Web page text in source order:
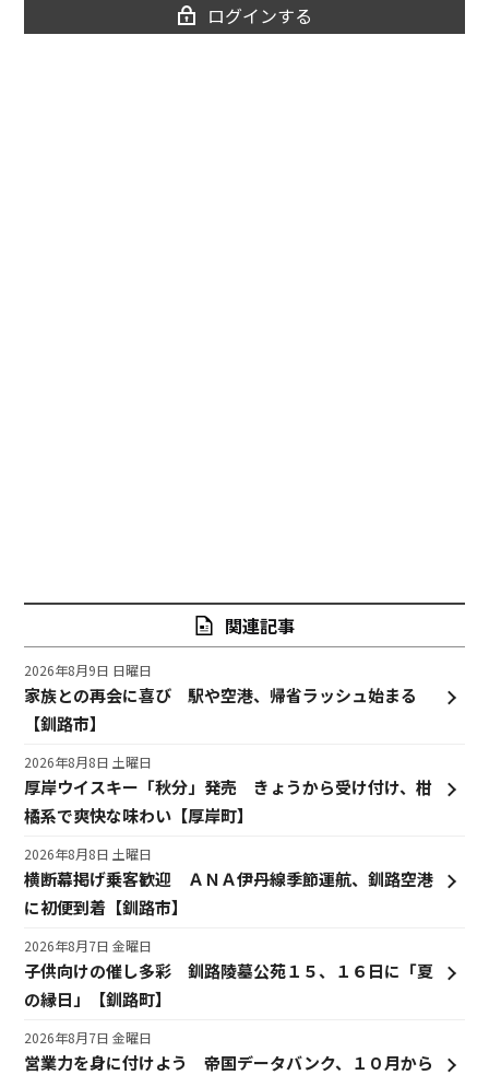
ログインする
関連記事
家族との再会に喜び 駅や空港、帰省ラッシュ始まる
【釧路市】
2026年8月9日 日曜日
厚岸ウイスキー「秋分」発売 きょうから受け付け、柑
橘系で爽快な味わい【厚岸町】
2026年8月8日 土曜日
横断幕掲げ乗客歓迎 ＡＮＡ伊丹線季節運航、釧路空港
に初便到着【釧路市】
2026年8月8日 土曜日
子供向けの催し多彩 釧路陵墓公苑１５、１６日に「夏
の縁日」【釧路町】
2026年8月7日 金曜日
営業力を身に付けよう 帝国データバンク、１０月から
2026年8月7日 金曜日